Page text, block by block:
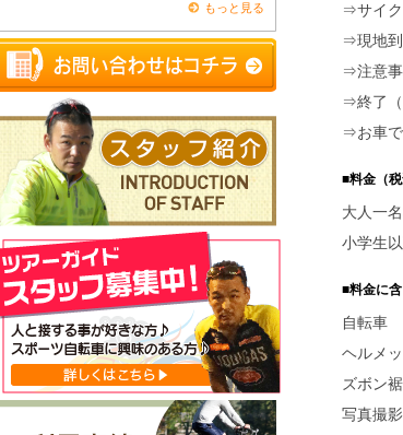
⇒サイ
⇒現地到
⇒注意事
⇒終了（
⇒お車で
■料金（税
大人
小学生
■料金に
自転車
ヘルメ
ズボン
写真撮影
もっと見る